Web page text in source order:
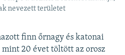
nevezett területet
finn őrnagy és katonai
20 évet töltött az orosz